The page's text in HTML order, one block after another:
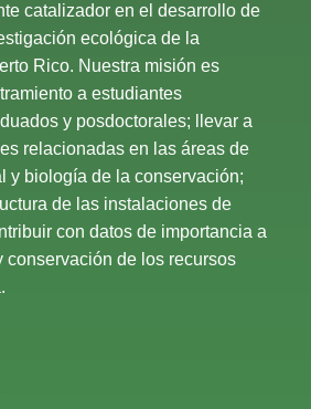
catalizador en el desarrollo de
ecológica de la
Rico. Nuestra misión es
a estudiantes
y posdoctorales; llevar a
relacionadas en las áreas de
y biología de la conservación;
de las instalaciones de
con datos de importancia a
conservación de los recursos